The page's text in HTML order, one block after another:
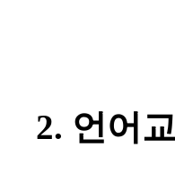
2. 언어